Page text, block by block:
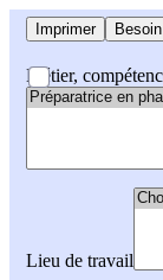
Imprimer
Métier,
Lieu de travail